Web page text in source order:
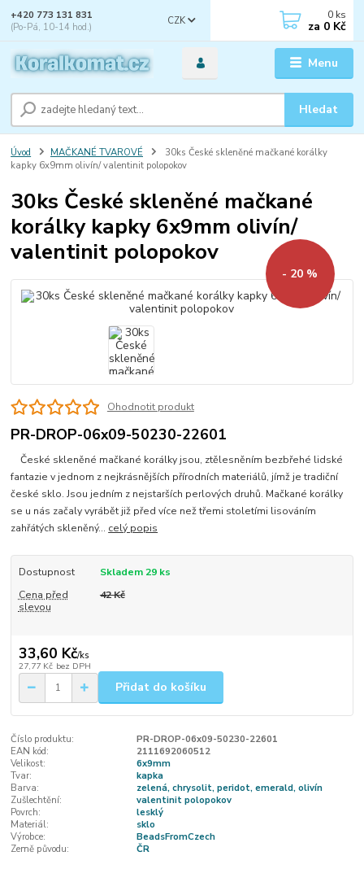
Menu
CZK
Hledat
+420 773 131 831
(Po-Pá, 10-14 hod.)
0 ks
za 0 Kč
Úvod MAČKANÉ TVAROVÉ
30ks České skleněné mačkané korálky
kapky 6x9mm olivín/ valentinit polopokov
30ks České skleněné mačkané
korálky kapky 6x9mm olivín/
valentinit polopokov
- 20 %
Ohodnotit produkt
PR-DROP-06x09-50230-22601
České skleněné mačkané korálky jsou, ztělesněním bezbřehé lidské
fantazie v jednom z nejkrásnějších přírodních materiálů, jímž je tradiční
české sklo. Jsou jedním z nejstarších perlových druhů. Mačkané korálky
se u nás začaly vyrábět již před více než třemi stoletími lisováním
zahřátých skleněný... celý popis
Dostupnost
Skladem 29 ks
Cena před
slevou
42 Kč
33,60 Kč/ks
27,77 Kč bez DPH
Přidat do košíku
Číslo produktu:
PR-DROP-06x09-50230-22601
EAN kód:
2111692060512
Velikost:
6x9mm
Tvar:
kapka
Barva:
zelená, chrysolit, peridot, emerald, olivín
Zušlechtění:
valentinit polopokov
Povrch:
lesklý
Materiál:
sklo
Výrobce:
BeadsFromCzech
Země původu:
ČR